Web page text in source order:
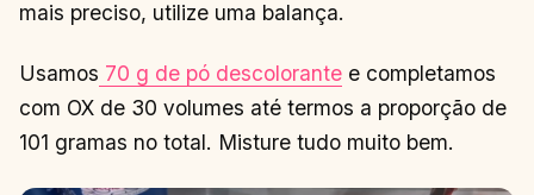
mais preciso, utilize uma balança.
Usamos 70 g de pó descolorante e completamos
com OX de 30 volumes até termos a proporção de
101 gramas no total. Misture tudo muito bem.